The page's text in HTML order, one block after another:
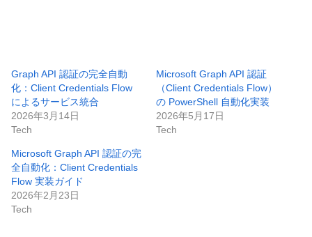
Graph API 認証の完全自動
化：Client Credentials Flow
によるサービス統合
2026年3月14日
Tech
Microsoft Graph API 認証
（Client Credentials Flow）
の PowerShell 自動化実装
2026年5月17日
Tech
Microsoft Graph API 認証の完
全自動化：Client Credentials
Flow 実装ガイド
2026年2月23日
Tech